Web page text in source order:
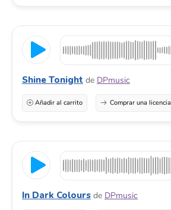
Shine Tonight de DPmusic
Añadir al carrito Comprar una licencia
In Dark Colours de DPmusic